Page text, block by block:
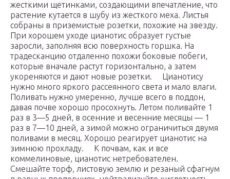
жесткими щетинками, создающими впечатление, что
растение кутается в шубу из жесткого меха. Листья
собраны в приземистые розетки, похожие на звезду.
При хорошем уходе цианотис образует густые
заросли, заполняя всю поверхность горшка. На
традесканцию отдаленно похожи боковые побеги,
которые вначале растут горизонтально, а затем
укореняются и дают новые розетки. Цианотису
нужно много яркого рассеянного света и мало влаги.
Поливать нужно умеренно, лучше всего в поддон,
давая почве хорошо просохнуть. Летом поливайте 1
раз в 3—5 дней, в осенние и весенние месяцы — 1
раз в 7—10 дней, а зимой можно ограничиться двумя
поливами в месяц. Хорошо реагирует цианотис на
зимнюю прохладу. К почвам, как и все
коммелиновые, цианотис нетребователен.
Смешайте торф, листовую землю и резаный сфагнум